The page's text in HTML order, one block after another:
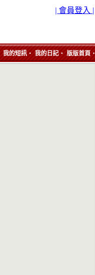
| 會員登入 |
我的短訊 ‧ 我的日記 ‧ 版版首頁 ‧